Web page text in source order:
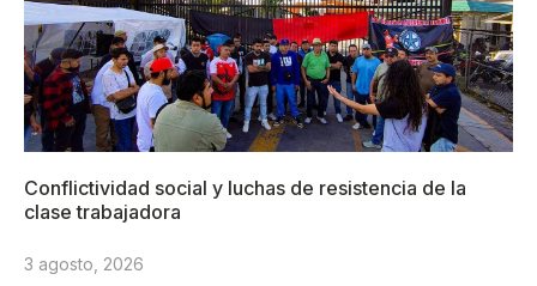
Conflictividad social y luchas de resistencia de la
clase trabajadora
3 agosto, 2026